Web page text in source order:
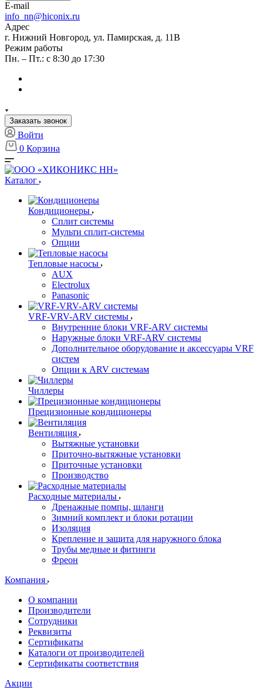
E-mail
info_nn@hiconix.ru
Адрес
г. Нижний Новгород, ул. Памирская, д. 11В
Режим работы
Пн. – Пт.: с 8:30 до 17:30
Заказать звонок
Войти
0 Корзина
Каталог
Кондиционеры
Сплит системы
Мульти сплит-системы
Опции
Тепловые насосы
AUX
Electrolux
Panasonic
VRF-VRV-ARV системы
Внутренние блоки VRF-ARV системы
Наружные блоки VRF-ARV системы
Дополнительное оборудование и аксессуары VRF
систем
Опции к ARV системам
Чиллеры
Прецизионные кондиционеры
Вентиляция
Вытяжные установки
Приточно-вытяжные установки
Приточные установки
Производство
Расходные материалы
Дренажные помпы, шланги
Зимний комплект и блоки ротации
Изоляция
Крепление и защита для наружного блока
Трубы медные и фитинги
Фреон
Компания
О компании
Производители
Сотрудники
Реквизиты
Сертификаты
Каталоги от производителей
Сертификаты соответствия
Акции